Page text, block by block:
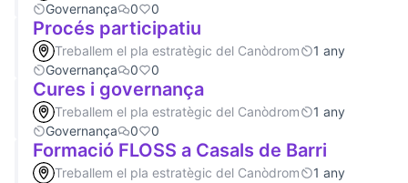
Governança
0 0
Procés participatiu
Treballem el pla estratègic del Canòdrom
1 any
Governança
0 0
Cures i governança
Treballem el pla estratègic del Canòdrom
1 any
Governança
0 0
Formació FLOSS a Casals de Barri
Treballem el pla estratègic del Canòdrom
1 any